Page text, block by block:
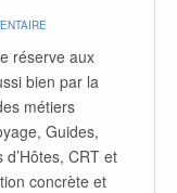
réserve aux
bien par la
métiers
Guides,
CRT et
concrète et